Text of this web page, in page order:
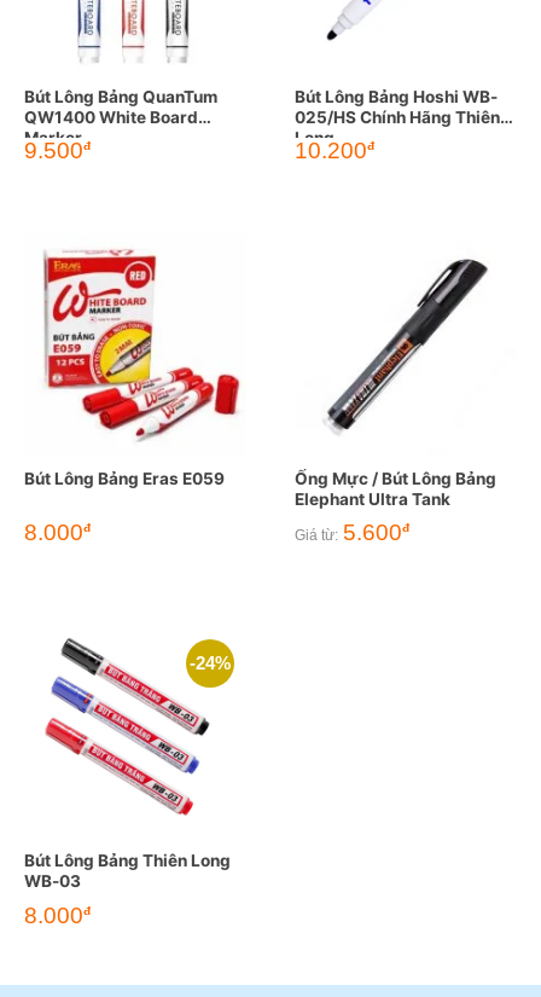
Bút Lông Bảng QuanTum
QW1400 White Board
Marker
9.500đ
Bút Lông Bảng Hoshi WB-
025/HS Chính Hãng Thiên
Long
Giá
gốc
10.200đGiá
Bút Lông Bảng Eras E059
8.000đ
Ống Mực / Bút Lông Bảng
Elephant Ultra Tank
Giá từ: 5.600đ
-24%
Bút Lông Bảng Thiên Long
WB-03
Giá
gốc
8.000đGiá